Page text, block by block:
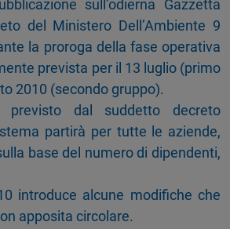
sull’odierna Gazzetta
del Ministero Dell’Ambiente 9
la proroga della fase operativa
prevista per il 13 luglio (primo
2010 (secondo gruppo).
previsto dal suddetto decreto
partirà per tutte le aziende,
base del numero di dipendenti,
introduce alcune modifiche che
apposita circolare.